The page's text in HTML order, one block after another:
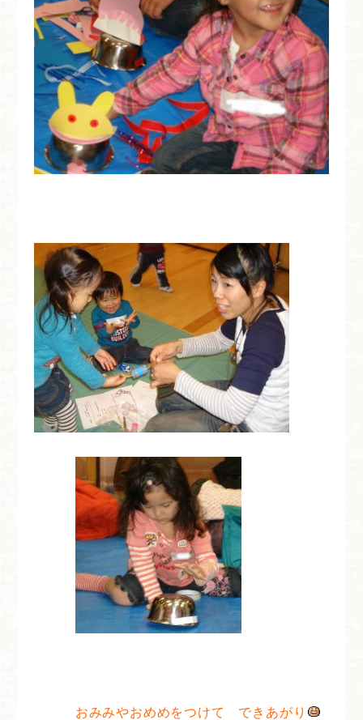
おみみやおめめをつけて できあがり